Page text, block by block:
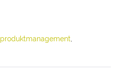
produktmanagement